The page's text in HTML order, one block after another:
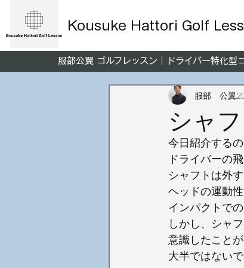
Kousuke Hattori Golf
服部公翼 ゴルフレッスン｜ドライバー特化
シャ
服部 公翼
今日紹介する
ドライバーの
シャフトは外
ヘッドの運動性
インパクトで
しかし、シャ
意識したこと
大半ではないで